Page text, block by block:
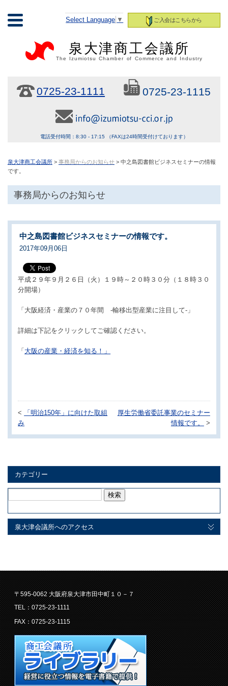
ご入会はこちらから
Select Language ▼
泉大津商工会議所
The Izumiotsu Chamber of Commerce and Industry
0725-23-1111 0725-23-1115
電話受付時間：8:30 - 17:15 （FAXは24時間受付けております）
泉大津商工会議所 > 事務局からのお知らせ > 中之島図書館ビジネスセミナーの情報
です。
事務局からのお知らせ
中之島図書館ビジネスセミナーの情報です。
2017年09月06日
平成２９年９月２６日（火）１９時～２０時３０分（１８時３０
分開場）
「大阪経済・産業の７０年間 -輸移出型産業に注目して-」
詳細は下記をクリックしてご確認ください。
「 大阪の産業・経済を知る！」
<
「明治150年」に向けた取組
み
厚生労働省委託事業のセミナー
情報です。
>
カテゴリー
泉大津会議所へのアクセス
〒595-0062 大阪府泉大津市田中町１０－７
TEL：0725-23-1111
FAX：0725-23-1115